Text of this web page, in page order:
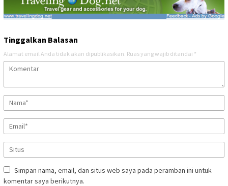
Tinggalkan Balasan
Alamat email Anda tidak akan dipublikasikan. Ruas yang wajib ditandai *
Simpan nama, email, dan situs web saya pada peramban ini untuk
komentar saya berikutnya.